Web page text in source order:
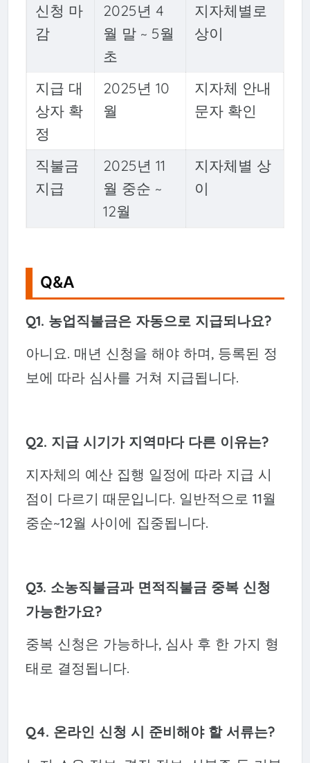
신청 마
감
2025년 4
월 말 ~ 5월
초
지자체별로
상이
지급 대
상자 확
정
2025년 10
월
지자체 안내
문자 확인
직불금
지급
2025년 11
월 중순 ~
12월
지자체별 상
이
Q&A
Q1. 농업직불금은 자동으로 지급되나요?
아니요. 매년 신청을 해야 하며, 등록된 정
보에 따라 심사를 거쳐 지급됩니다.
Q2. 지급 시기가 지역마다 다른 이유는?
지자체의 예산 집행 일정에 따라 지급 시
점이 다르기 때문입니다. 일반적으로 11월
중순~12월 사이에 집중됩니다.
Q3. 소농직불금과 면적직불금 중복 신청
가능한가요?
중복 신청은 가능하나, 심사 후 한 가지 형
태로 결정됩니다.
Q4. 온라인 신청 시 준비해야 할 서류는?